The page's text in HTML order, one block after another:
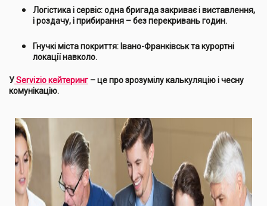
Логістика і сервіс: одна бригада закриває і виставлення,
і роздачу, і прибирання – без перекривань годин.
Гнучкі міста покриття: Івано-Франківськ та курортні
локації навколо.
УServizio кейтеринг – це про зрозумілу калькуляцію і чесну
комунікацію.